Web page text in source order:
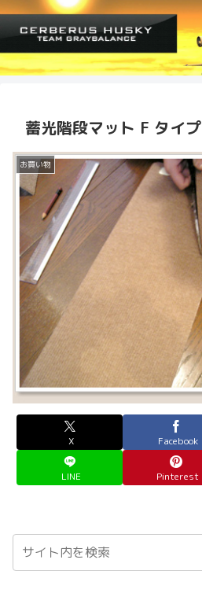
蓄光階段マット F タイプ
お買い物
X Facebook
LINE Pinterest